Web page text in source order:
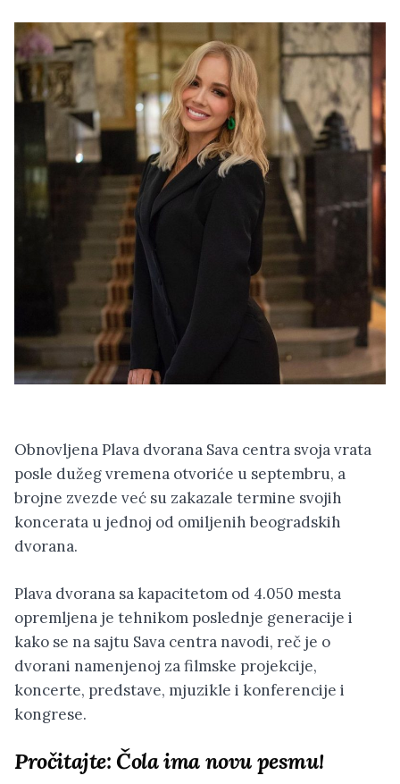
Obnovljena Plava dvorana Sava centra svoja vrata
posle dužeg vremena otvoriće u septembru, a
brojne zvezde već su zakazale termine svojih
koncerata u jednoj od omiljenih beogradskih
dvorana.
Plava dvorana sa kapacitetom od 4.050 mesta
opremljena je tehnikom poslednje generacije i
kako se na sajtu Sava centra navodi, reč je o
dvorani namenjenoj za filmske projekcije,
koncerte, predstave, mjuzikle i konferencije i
kongrese.
Pročitajte: Čola ima novu pesmu!